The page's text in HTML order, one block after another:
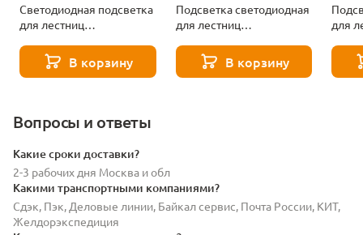
Светодиодная подсветка
для лестниц
40159/LEDВ корзину
Подсветка светодиодная
для лестниц
40159/LED черный
В корзину
для
Вопросы и ответы
Какие сроки доставки?
2-3 рабочих дня Москва и обл
Какими транспортными компаниями?
Сдэк, Пэк, Деловые линии, Байкал сервис, Почта России, КИТ,
Желдорэкспедиция